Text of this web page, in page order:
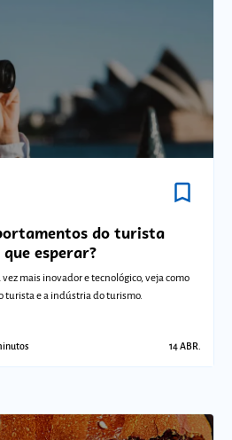
bookmark_border
do turista
esperar?
mais inovador e tecnológico, veja como
turista e a indústria do turismo.
14 ABR.